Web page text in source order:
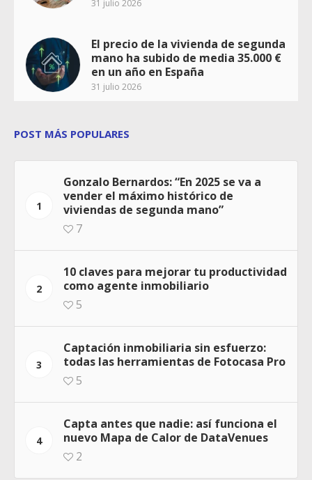
31 julio 2026
El precio de la vivienda de segunda
mano ha subido de media 35.000 €
en un año en España
31 julio 2026
POST MÁS POPULARES
1
Gonzalo Bernardos: “En 2025 se va a
vender el máximo histórico de
viviendas de segunda mano”
7
2
10 claves para mejorar tu productividad
como agente inmobiliario
5
3
Captación inmobiliaria sin esfuerzo:
todas las herramientas de Fotocasa Pro
5
4
Capta antes que nadie: así funciona el
nuevo Mapa de Calor de DataVenues
2